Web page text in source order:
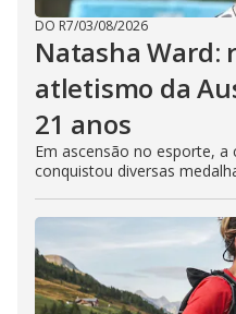
DO R7/03/08/2026
Natasha Ward:
atletismo da
21 anos
Em ascensão no esporte,
conquistou diversas